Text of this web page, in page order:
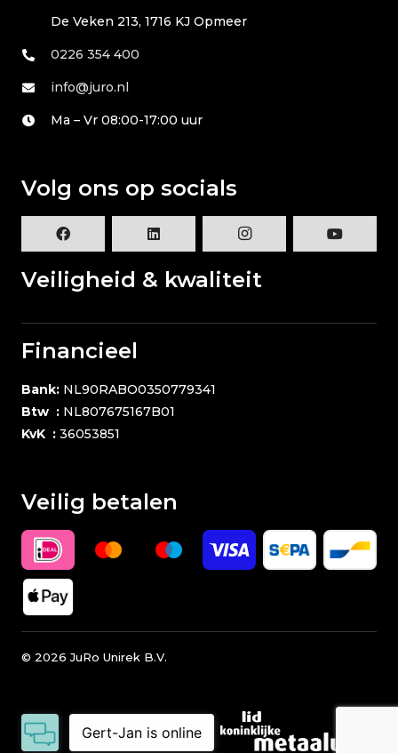
De Veken 213, 1716 KJ Opmeer
0226 354 400
info@juro.nl
Ma – Vr 08:00-17:00 uur
Volg ons op socials
Veiligheid & kwaliteit
Financieel
Bank: NL90RABO0350779341
Btw : NL807675167B01
KvK : 36053851
Veilig betalen
© 2026 JuRo Unirek B.V.